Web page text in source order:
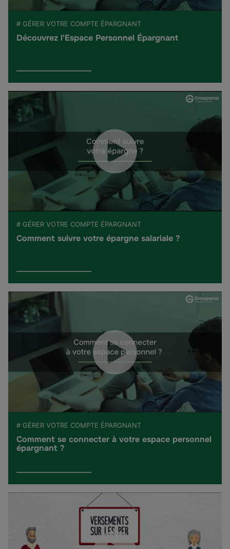
# GÉRER VOTRE COMPTE ÉPARGNANT
Découvrez l'Espace Personnel Épargnant
# GÉRER VOTRE COMPTE ÉPARGNANT
Comment suivre votre épargne salariale ?
# GÉRER VOTRE COMPTE ÉPARGNANT
Comment se connecter à votre espace personnel
épargnant ?